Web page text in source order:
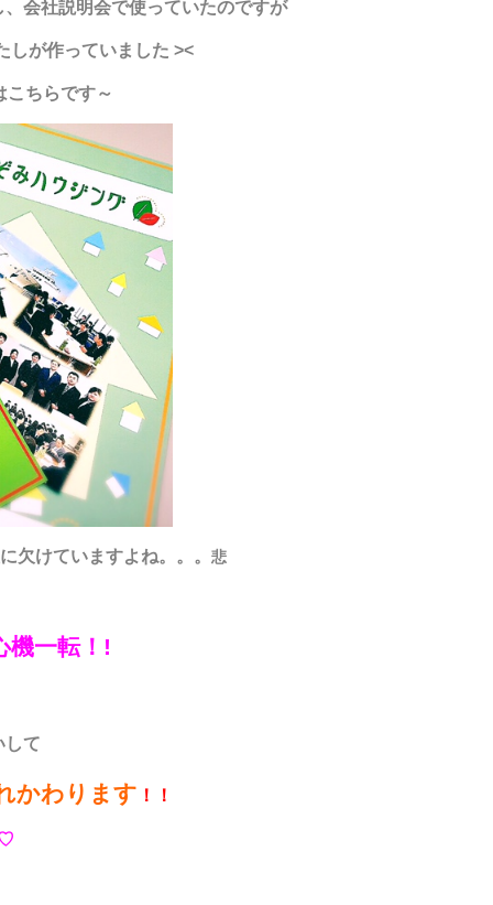
会社説明会で使っていたのですが
しが作っていました ><
ちらです～
欠けていますよね。。。 悲
機一転！!
して
かわります ！！